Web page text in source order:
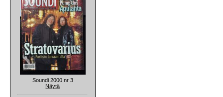
Soundi 2000 nr 3
Näytä